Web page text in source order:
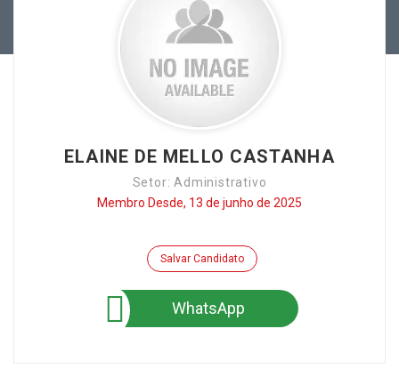
ELAINE DE MELLO CASTANHA
Setor: Administrativo
Membro Desde, 13 de junho de 2025
Salvar Candidato
WhatsApp